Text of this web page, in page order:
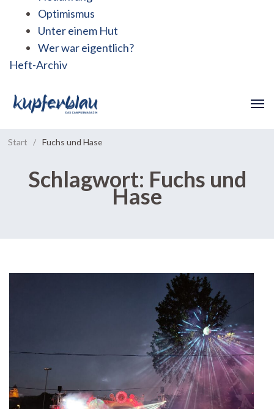
Optimismus
Unter einem Hut
Wer war eigentlich?
Heft-Archiv
Start / Fuchs und Hase
Schlagwort: Fuchs und
Hase